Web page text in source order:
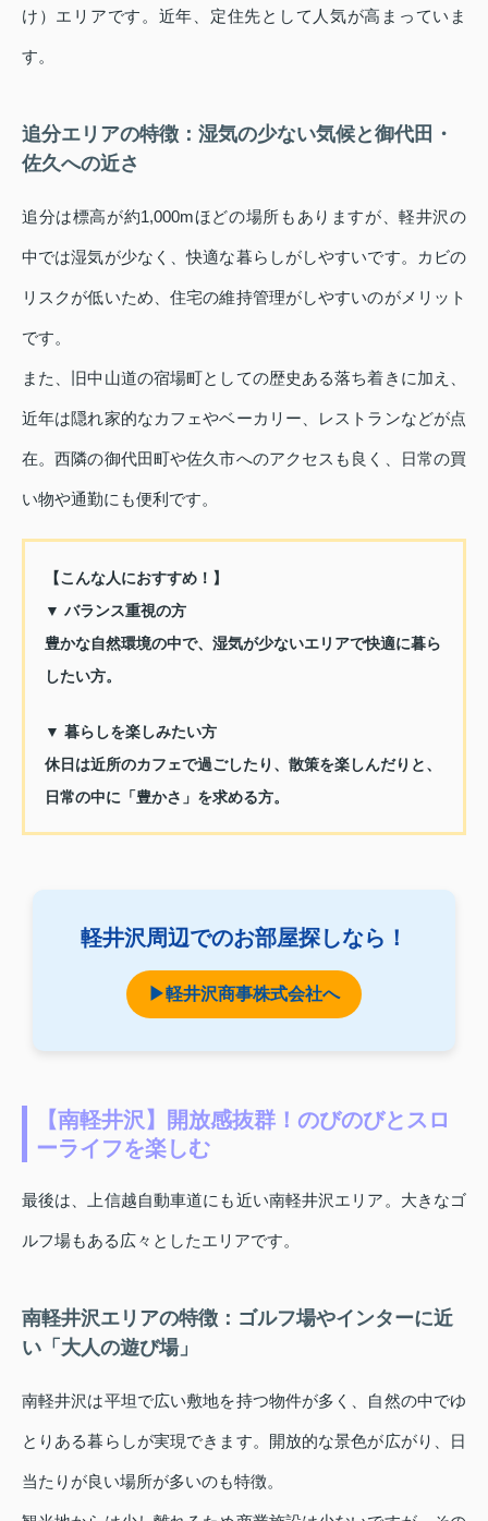
け）エリアです。近年、定住先として人気が高まっていま
す。
追分エリアの特徴：湿気の少ない気候と御代田・
佐久への近さ
追分は標高が約1,000mほどの場所もありますが、軽井沢の
中では湿気が少なく、快適な暮らしがしやすいです。カビの
リスクが低いため、住宅の維持管理がしやすいのがメリット
です。
また、旧中山道の宿場町としての歴史ある落ち着きに加え、
近年は隠れ家的なカフェやベーカリー、レストランなどが点
在。西隣の御代田町や佐久市へのアクセスも良く、日常の買
い物や通勤にも便利です。
【こんな人におすすめ！】
▼ バランス重視の方
豊かな自然環境の中で、湿気が少ないエリアで快適に暮ら
したい方。
▼ 暮らしを楽しみたい方
休日は近所のカフェで過ごしたり、散策を楽しんだりと、
日常の中に「豊かさ」を求める方。
軽井沢周辺でのお部屋探しなら！
▶軽井沢商事株式会社へ
【南軽井沢】開放感抜群！のびのびとスロ
ーライフを楽しむ
最後は、上信越自動車道にも近い南軽井沢エリア。大きなゴ
ルフ場もある広々としたエリアです。
南軽井沢エリアの特徴：ゴルフ場やインターに近
い「大人の遊び場」
南軽井沢は平坦で広い敷地を持つ物件が多く、自然の中でゆ
とりある暮らしが実現できます。開放的な景色が広がり、日
当たりが良い場所が多いのも特徴。